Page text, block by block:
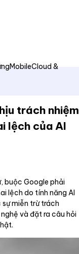
MobileCloud &
trách nhiệm
lệch của AI
buộc Google phải
lệch do tính năng AI
miễn trừ trách
và đặt ra câu hỏi